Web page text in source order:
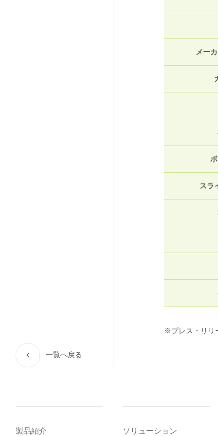
メー
スラ
※プレス・リリ
一覧へ戻る
製品紹介 ソリューション